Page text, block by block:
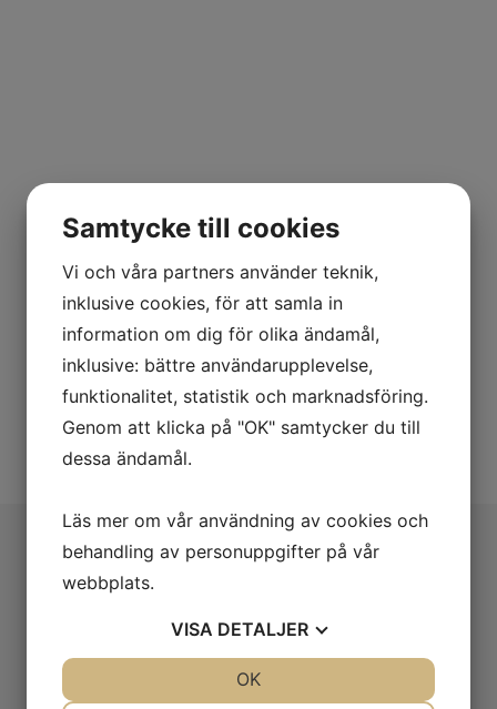
Ring oss:0771 95 00 00
Eller fyll i formuläret så ringer vi upp dig.
Fyll i formuläret så ringer
vi upp dig
Samtycke till cookies
Vi och våra partners använder teknik,
inklusive cookies, för att samla in
information om dig för olika ändamål,
inklusive: bättre användarupplevelse,
funktionalitet, statistik och marknadsföring.
Genom att klicka på "OK" samtycker du till
dessa ändamål.
Läs mer om vår användning av cookies och
behandling av personuppgifter på vår
webbplats.
VISA DETALJER
OK